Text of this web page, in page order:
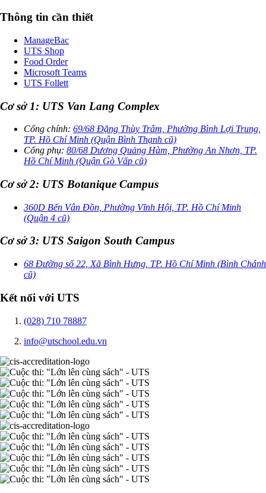
Thông tin cần thiết
ManageBac
UTS Shop
Food Order
Microsoft Teams
UTS Follett
Cơ sở 1: UTS Van Lang Complex
Cổng chính: 69/68 Đặng Thùy Trâm, Phường Bình Lợi Trung,
TP. Hồ Chí Minh (Quận Bình Thạnh cũ)
Cổng phụ: 80/68 Dương Quảng Hàm, Phường An Nhơn, TP.
Hồ Chí Minh (Quận Gò Vấp cũ)
Cơ sở 2: UTS Botanique Campus
360D Bến Vân Đồn, Phường Vĩnh Hội, TP. Hồ Chí Minh
(Quận 4 cũ)
Cơ sở 3: UTS Saigon South Campus
68 Đường số 22, Xã Bình Hưng, TP. Hồ Chí Minh (Bình Chánh
cũ)
Kết nối với UTS
(028) 710 78887
info@utschool.edu.vn